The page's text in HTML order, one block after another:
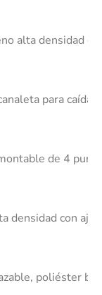
alta densidad
para caída
de 4
densidad con
poliéster